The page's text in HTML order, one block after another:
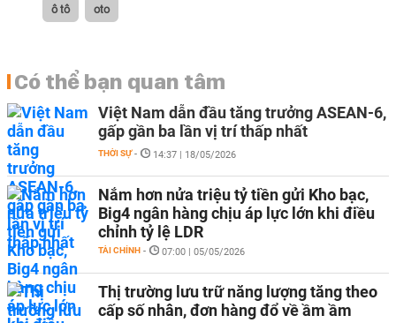
ô tô oto
Có thể bạn quan tâm
Việt Nam dẫn đầu tăng trưởng ASEAN-6,
gấp gần ba lần vị trí thấp nhất
THỜI SỰ - 14:37 | 18/05/2026
Nắm hơn nửa triệu tỷ tiền gửi Kho bạc,
Big4 ngân hàng chịu áp lực lớn khi điều
chỉnh tỷ lệ LDR
TÀI CHÍNH - 07:00 | 05/05/2026
Thị trường lưu trữ năng lượng tăng theo
cấp số nhân, đơn hàng đổ về ầm ầm